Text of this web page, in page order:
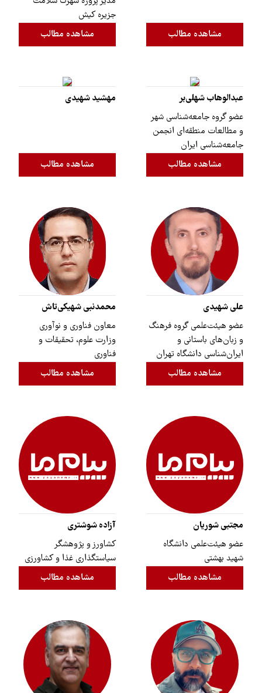
مشاهده مطالب
جزیره کیش
مشاهده مطالب
عبدالوهاب شهلی‌بر
عضو گروه جامعه‌شناسی شهر
و مطالعات منطقه‌ای انجمن
جامعه‌شناسی ایران
مشاهده مطالب
مهشید شهیدی
مشاهده مطالب
علی شهیدی
عضو هیئت‌علمی گروه فرهنگ
و زبان‌های باستانی و
ایران‌شناسی دانشگاه تهران
مشاهده مطالب
محمدنبی شهیکی‌تاش
معاون فناوری و نوآوری
وزارت علوم، تحقیقات و
فناوری
مشاهده مطالب
مجتبی شوریان
عضو هیئت‌علمی دانشگاه
شهید بهشتی
مشاهده مطالب
آزاده شوشتری
کشاورز و پژوهشگر
سیاستگذاری غذا و کشاورزی
مشاهده مطالب